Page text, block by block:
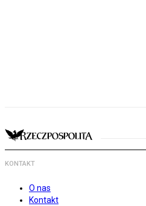
KONTAKT
O nas
Kontakt